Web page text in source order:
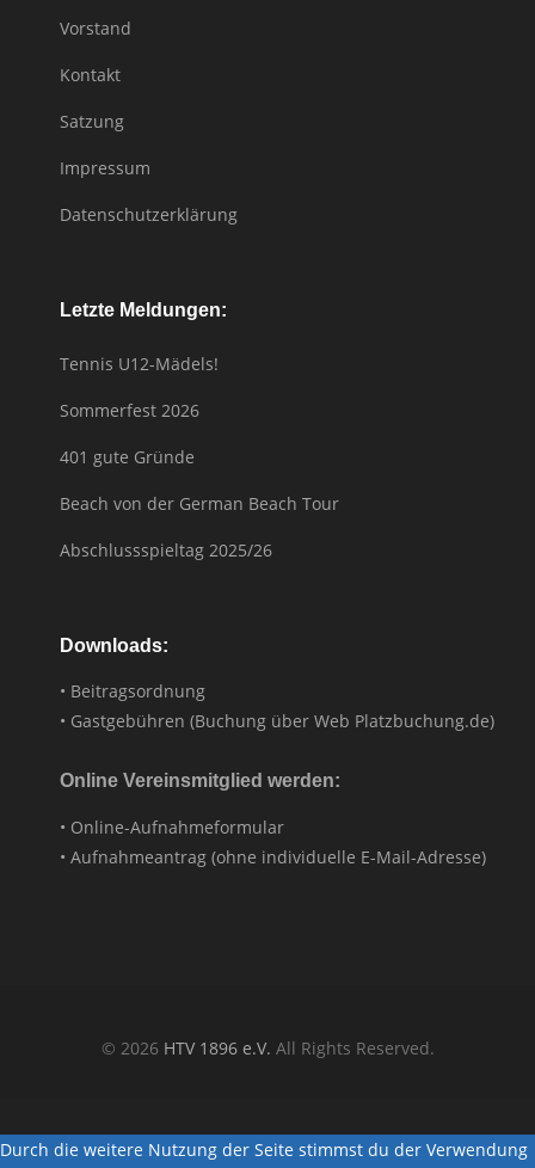
Vorstand
Kontakt
Satzung
Impressum
Datenschutzerklärung
Letzte Meldungen:
Tennis U12-Mädels!
Sommerfest 2026
401 gute Gründe
Beach von der German Beach Tour
Abschlussspieltag 2025/26
Downloads:
• Beitragsordnung
• Gastgebühren (Buchung über Web Platzbuchung.de)
Online Vereinsmitglied werden:
• Online-Aufnahmeformular
• Aufnahmeantrag (ohne individuelle E-Mail-Adresse)
© 2026 HTV 1896 e.V. All Rights Reserved.
Durch die weitere Nutzung der Seite stimmst du der Verwendung